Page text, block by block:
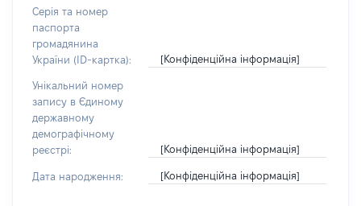
Серія та номер
паспорта
громадянина
України (ID-картка):
[Конфіденційна інформація]
Унікальний номер
запису в Єдиному
державному
демографічному
реєстрі:
[Конфіденційна інформація]
Дата народження: [Конфіденційна інформація]